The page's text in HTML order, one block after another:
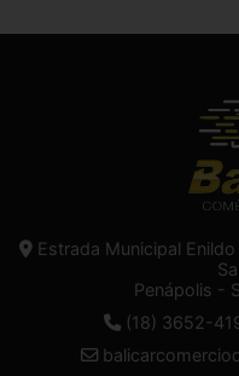
Estrada Municipal Enildo
Penápolis -
(18) 3652-